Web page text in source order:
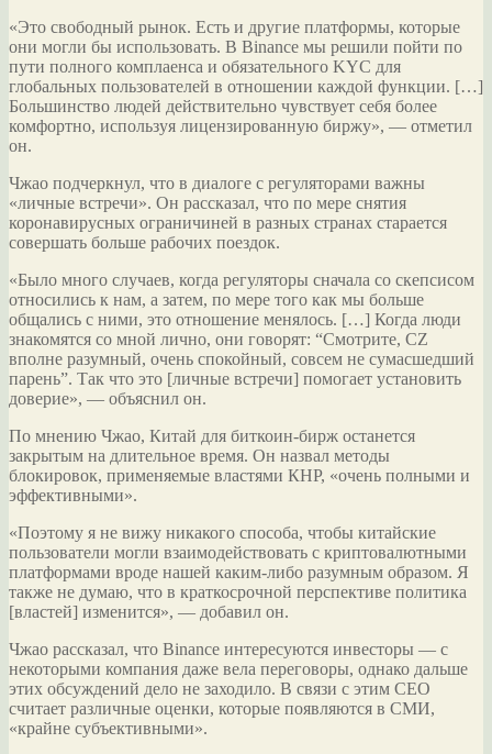
«Это свободный рынок. Есть и другие платформы, которые
они могли бы использовать. В Binance мы решили пойти по
пути полного комплаенса и обязательного KYC для
глобальных пользователей в отношении каждой функции. […]
Большинство людей действительно чувствует себя более
комфортно, используя лицензированную биржу», — отметил
он.
Чжао подчеркнул, что в диалоге с регуляторами важны
«личные встречи». Он рассказал, что по мере снятия
коронавирусных ограничиней в разных странах старается
совершать больше рабочих поездок.
«Было много случаев, когда регуляторы сначала со скепсисом
относились к нам, а затем, по мере того как мы больше
общались с ними, это отношение менялось. […] Когда люди
знакомятся со мной лично, они говорят: “Смотрите, CZ
вполне разумный, очень спокойный, совсем не сумасшедший
парень”. Так что это [личные встречи] помогает установить
доверие», — объяснил он.
По мнению Чжао, Китай для биткоин-бирж останется
закрытым на длительное время. Он назвал методы
блокировок, применяемые властями КНР, «очень полными и
эффективными».
«Поэтому я не вижу никакого способа, чтобы китайские
пользователи могли взаимодействовать с криптовалютными
платформами вроде нашей каким-либо разумным образом. Я
также не думаю, что в краткосрочной перспективе политика
[властей] изменится», — добавил он.
Чжао рассказал, что Binance интересуются инвесторы — с
некоторыми компания даже вела переговоры, однако дальше
этих обсуждений дело не заходило. В связи с этим CEO
считает различные оценки, которые появляются в СМИ,
«крайне субъективными».